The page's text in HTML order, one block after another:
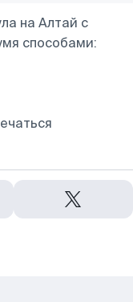
на Алтай с
способами: